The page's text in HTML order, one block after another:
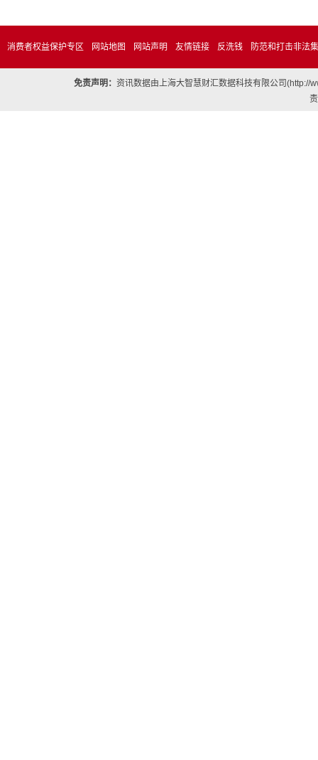
消费者权益保护专区 网站地图 网站声明 友情链接 反洗钱 防范和打击非法
免责声明：资讯数据由上海大智慧财汇数据科技有限公司(http://